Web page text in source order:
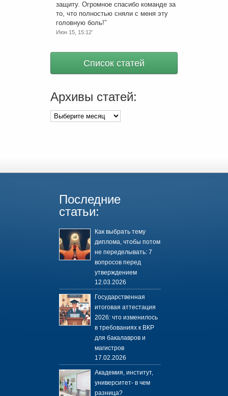
защиту. Огромное спасибо команде за
то, что полностью сняли с меня эту
головную боль!”
Июн 15, 15:12’
Список статей
Архивы статей:
Архивы
статей:
Последние
статьи:
Как выбрать тему
диплома, чтобы потом
не переделывать: 7
вопросов перед
утверждением
12.03.2026
Государственная
итоговая аттестация
2026: что изменилось
в требованиях к ВКР
для бакалавров и
магистров
17.02.2026
Академия, институт,
университет- в чем
разница?